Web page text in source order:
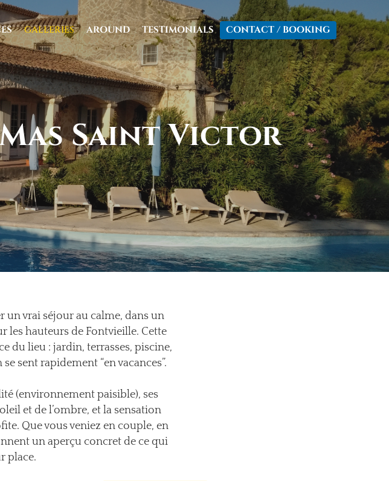
GALLERIES AROUND TESTIMONIALS CONTACT / BOOKING
Saint Victor
un vrai séjour au calme, dans un
les hauteurs de Fontvieille. Cette
du lieu : jardin, terrasses, piscine,
sent rapidement “en vacances”.
(environnement paisible), ses
et de l’ombre, et la sensation
Que vous veniez en couple, en
un aperçu concret de ce qui
place.